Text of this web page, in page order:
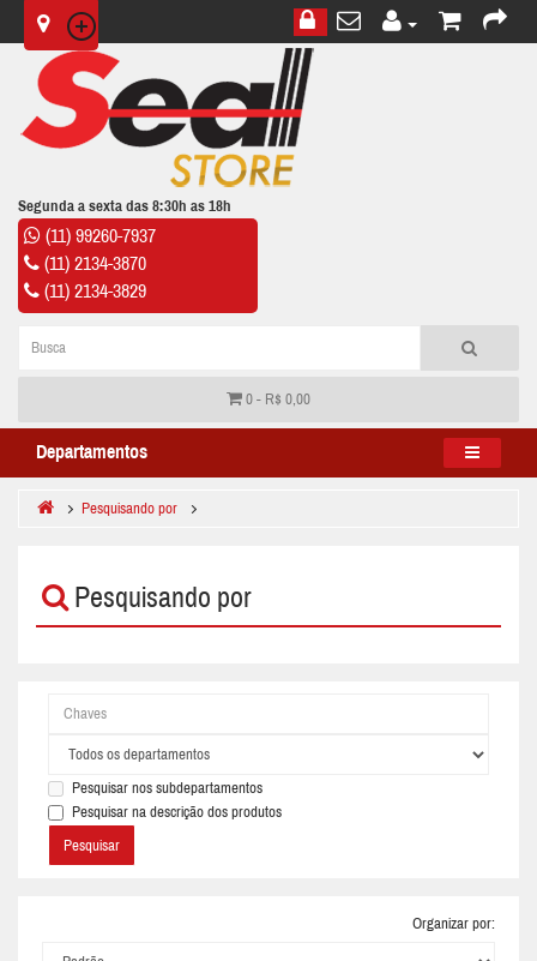
Segunda a sexta das 8:30h as 18h
(11) 99260-7937
(11) 2134-3870
(11) 2134-3829
0 - R$ 0,00
Departamentos
Pesquisando por
Pesquisando por
Pesquisar nos subdepartamentos
Pesquisar na descrição dos produtos
Organizar por: